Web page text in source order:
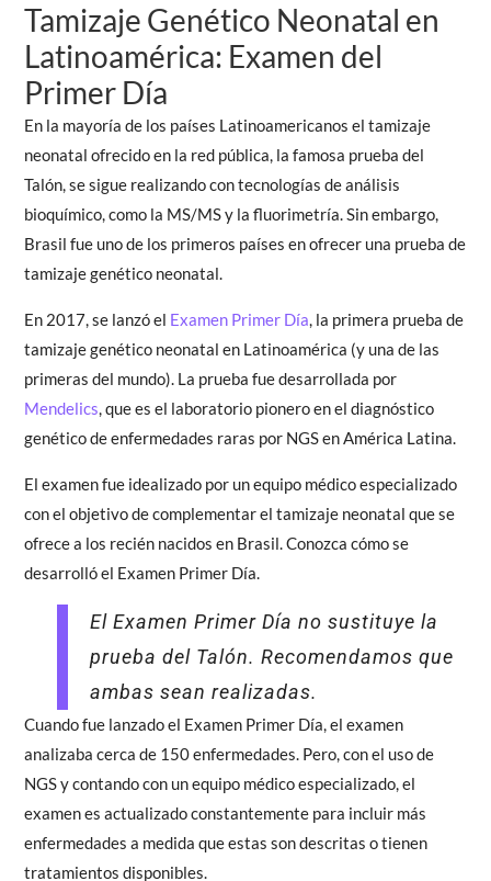
Tamizaje Genético Neonatal en
Latinoamérica: Examen del
Primer Día
En la mayoría de los países Latinoamericanos el tamizaje
neonatal ofrecido en la red pública, la famosa prueba del
Talón, se sigue realizando con tecnologías de análisis
bioquímico, como la MS/MS y la fluorimetría. Sin embargo,
Brasil fue uno de los primeros países en ofrecer una prueba de
tamizaje genético neonatal.
En 2017, se lanzó el Examen Primer Día, la primera prueba de
tamizaje genético neonatal en Latinoamérica (y una de las
primeras del mundo). La prueba fue desarrollada por
Mendelics, que es el laboratorio pionero en el diagnóstico
genético de enfermedades raras por NGS en América Latina.
El examen fue idealizado por un equipo médico especializado
con el objetivo de complementar el tamizaje neonatal que se
ofrece a los recién nacidos en Brasil. Conozca cómo se
desarrolló el Examen Primer Día.
El Examen Primer Día no sustituye la
prueba del Talón. Recomendamos que
ambas sean realizadas.
Cuando fue lanzado el Examen Primer Día, el examen
analizaba cerca de 150 enfermedades. Pero, con el uso de
NGS y contando con un equipo médico especializado, el
examen es actualizado constantemente para incluir más
enfermedades a medida que estas son descritas o tienen
tratamientos disponibles.